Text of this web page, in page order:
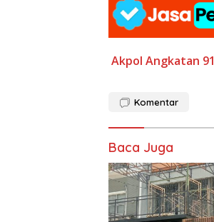
Akpol Angkatan 91
Komentar
Baca Juga